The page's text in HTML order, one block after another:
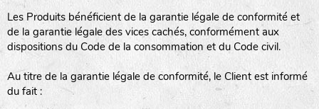
Les Produits bénéficient de la garantie légale de conformité et
de la garantie légale des vices cachés, conformément aux
dispositions du Code de la consommation et du Code civil.
Au titre de la garantie légale de conformité, le Client est informé
du fait :